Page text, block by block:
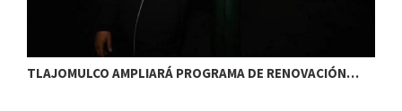
TLAJOMULCO AMPLIARÁ PROGRAMA DE RENOVACIÓN…